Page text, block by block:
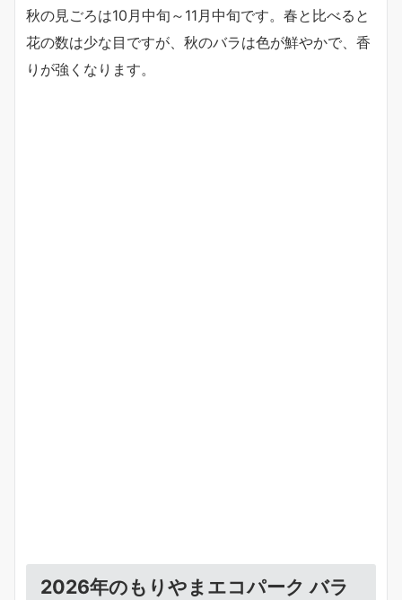
秋の見ごろは10月中旬～11月中旬です。春と比べると
花の数は少な目ですが、秋のバラは色が鮮やかで、香
りが強くなります。
2026年のもりやまエコパーク バラ